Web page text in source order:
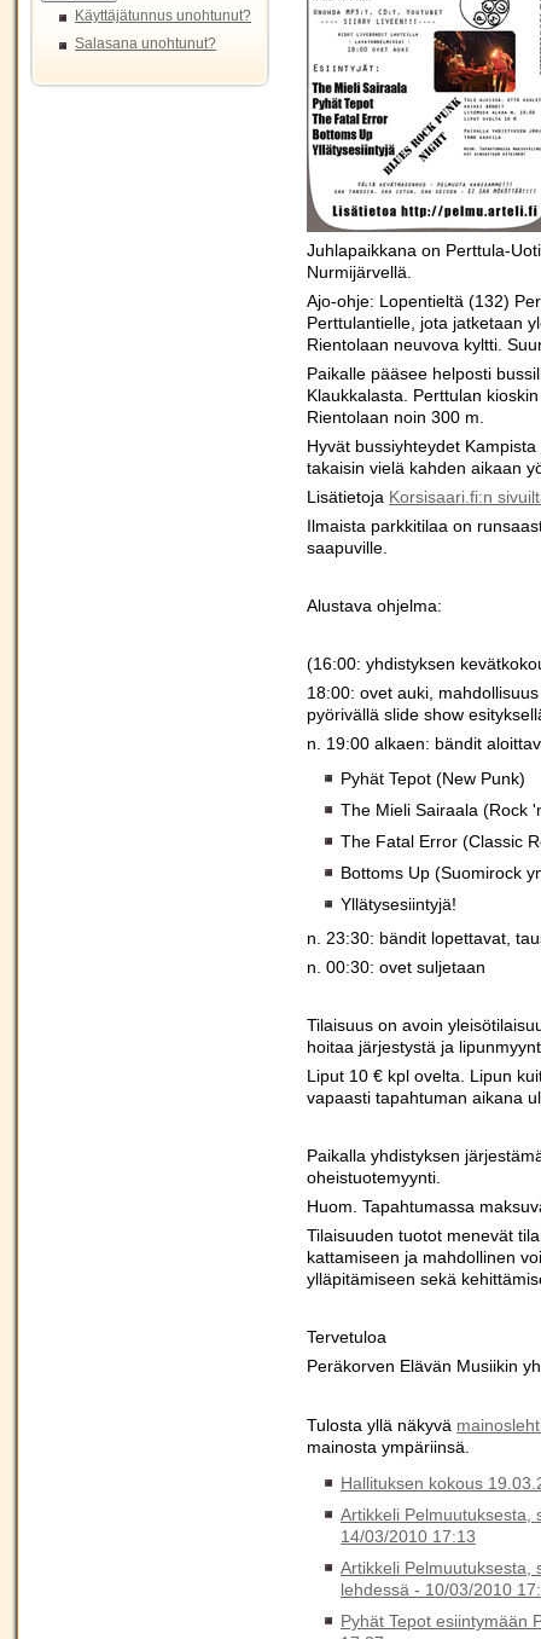
Käyttäjätunnus unohtunut?
Salasana unohtunut?
Juhlapaikkana on Perttula-
Nurmijärvellä.
Ajo-ohje: Lopentieltä (132)
Perttulantielle, jota jatketaan
Rientolaan neuvova kyltti.
Paikalle pääsee helposti
Klaukkalasta. Perttulan
Rientolaan noin 300 m.
Hyvät bussiyhteydet
takaisin vielä kahden aikaan
Lisätietoja Korsisaari.fi:n
Ilmaista parkkitilaa on
saapuville.
Alustava ohjelma:
(16:00: yhdistyksen
18:00: ovet auki,
pyörivällä slide show
n. 19:00 alkaen: bändit
Pyhät Tepot (New Punk)
The Mieli Sairaala (Rock
The Fatal Error (Classic
Bottoms Up (Suomirock
Yllätysesiintyjä!
n. 23:30: bändit lopettavat,
n. 00:30: ovet suljetaan
Tilaisuus on avoin
hoitaa järjestystä ja
Liput 10 € kpl ovelta. Lipun
vapaasti tapahtuman aikana
Paikalla yhdistyksen
oheistuotemyynti.
Huom. Tapahtumassa
Tilaisuuden tuotot menevät
kattamiseen ja mahdollinen
ylläpitämiseen sekä
Tervetuloa
Peräkorven Elävän Musiikin
Tulosta yllä näkyvä
mainosta ympäriinsä.
Hallituksen kokous
Artikkeli Pelmuutuksesta,
14/03/2010 17:13
Artikkeli Pelmuutuksesta,
lehdessä - 10/03/2010
Pyhät Tepot esiintymään